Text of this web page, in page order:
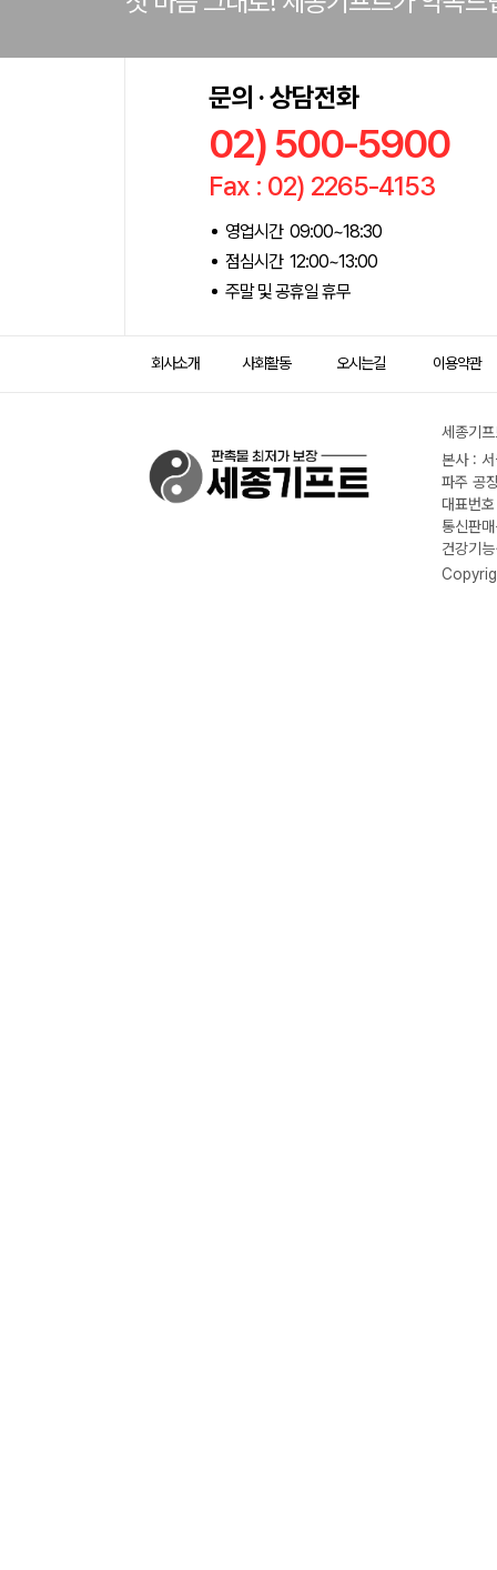
문의 · 상담전화
02) 500-5900
Fax : 02) 2265-4153
영업시간 09:00~18:30
점심시간 12:00~13:00
주말 및 공휴일 휴무
회사소개 사회활동 오시는길 이용약관
세종기
본사 :
파주 공
대표번
통신판
건강기